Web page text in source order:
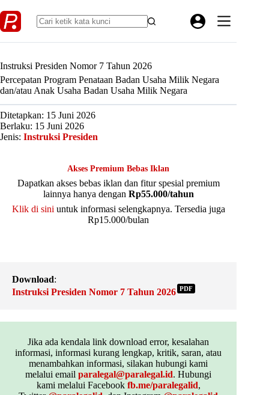
to
content
Instruksi Presiden Nomor 7 Tahun 2026
Percepatan Program Penataan Badan Usaha Milik Negara
dan/atau Anak Usaha Badan Usaha Milik Negara
Ditetapkan: 15 Juni 2026
Berlaku: 15 Juni 2026
Jenis: Instruksi Presiden
Akses Premium Bebas Iklan
Dapatkan akses bebas iklan dan fitur spesial premium
lainnya hanya dengan Rp55.000/tahun
Klik di sini untuk informasi selengkapnya. Tersedia juga
Rp15.000/bulan
Download:
Instruksi Presiden Nomor 7 Tahun 2026 PDF
Jika ada kendala link download error, kesalahan
informasi, informasi kurang lengkap, kritik, saran, atau
menambahkan informasi, silakan hubungi kami
melalui emailparalegal@paralegal.id. Hubungi
kami melalui Facebook fb.me/paralegalid,